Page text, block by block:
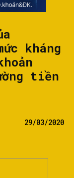
kháng
tiền
29/03/2020